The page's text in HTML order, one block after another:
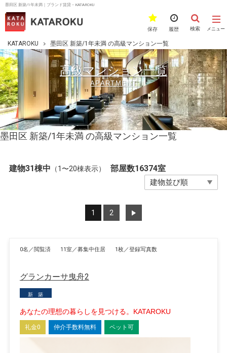
墨田区 新築/1年未満｜ブランド賃貸－KATAROKU
メニュー
検索
履歴
保存
KATAROKU 墨田区 新築/1年未満 の高級マンション一覧
高級マンション一覧
APARTMENT
墨田区 新築/1年未満 の高級マンション一覧
建物31棟中 （1〜20棟表示） 部屋数16374室
1 2
0名／閲覧済 11室／募集中住居 1枚／登録写真数
グランカーサ曳舟2
新 築
あなたの理想の暮らしを見つける。KATAROKU
礼金0 仲介手数料無料 ペット可